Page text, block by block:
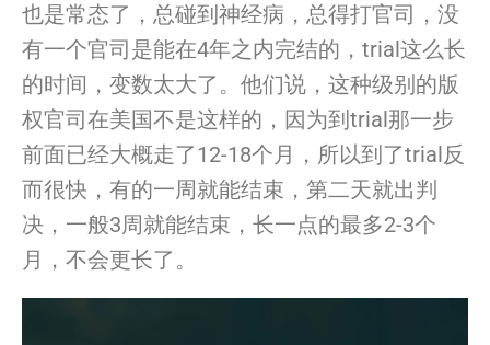
也是常态了， 总碰到神经病，总得打官司，没
有一个官司是能在4年之内完结的， trial这么长
的时间，变数太大了。他们说， 这种级别的版
权官司在美国不是这样的， 因为到trial那一步
前面已经大概走了12-18个月， 所以到了trial反
而很快，有的一周就能结束， 第二天就出判
决，一般3周就能结束，长一点的最多2-3个
月， 不会更长了。